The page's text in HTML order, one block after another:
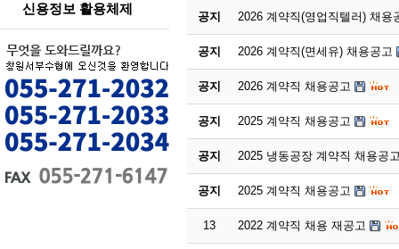
신용정보 활용체제
공지 2026 계약직(영업직텔러) 채용
공지 2026 계약직(면세유) 채용공고
공지 2026 계약직 채용공고
공지 2025 계약직 채용공고
공지 2025 냉동공장 계약직 채용공
공지 2025 계약직 채용공고
13 2022 계약직 채용 재공고